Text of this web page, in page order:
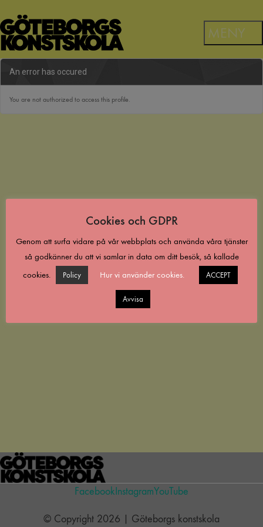
An error has occured
You are not authorized to access this profile.
© Copyright 2026 | Göteborgs konstskola
Facebook InstagramYouTube
Cookies och GDPR
Genom att surfa vidare på vår webbplats och använda våra tjänster
så godkänner du att vi samlar in data om ditt besök, så kallade
cookies.
Policy Hur vi använder cookies. ACCEPT
Avvisa